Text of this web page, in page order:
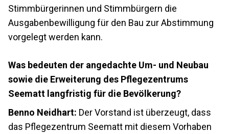
Stimmbürgerinnen und Stimmbürgern die
Ausgabenbewilligung für den Bau zur Abstimmung
vorgelegt werden kann.
Was bedeuten der angedachte Um- und Neubau
sowie die Erweiterung des Pflegezentrums
Seematt langfristig für die Bevölkerung?
Benno Neidhart: Der Vorstand ist überzeugt, dass
das Pflegezentrum Seematt mit diesem Vorhaben